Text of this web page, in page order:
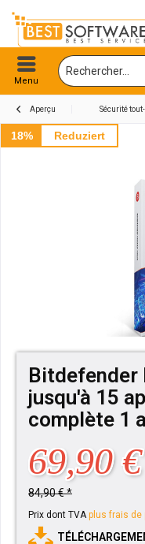
Menu
Aperçu Sécurité
18% Reduziert
Bitdefender
jusqu'à 15
complète 1
69,90
84,90 € *
Prix dont TVAplus frais de